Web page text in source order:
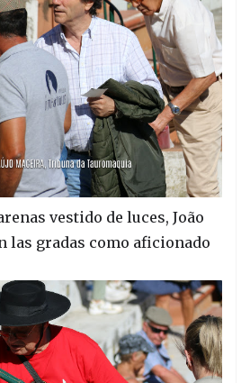
vestido de luces, João
las gradas como aficionado